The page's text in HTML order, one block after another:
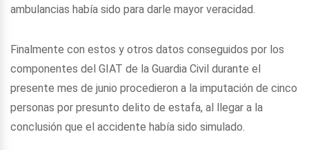
ambulancias había sido para darle mayor veracidad.
Finalmente con estos y otros datos conseguidos por los
componentes del GIAT de la Guardia Civil durante el
presente mes de junio procedieron a la imputación de cinco
personas por presunto delito de estafa, al llegar a la
conclusión que el accidente había sido simulado.